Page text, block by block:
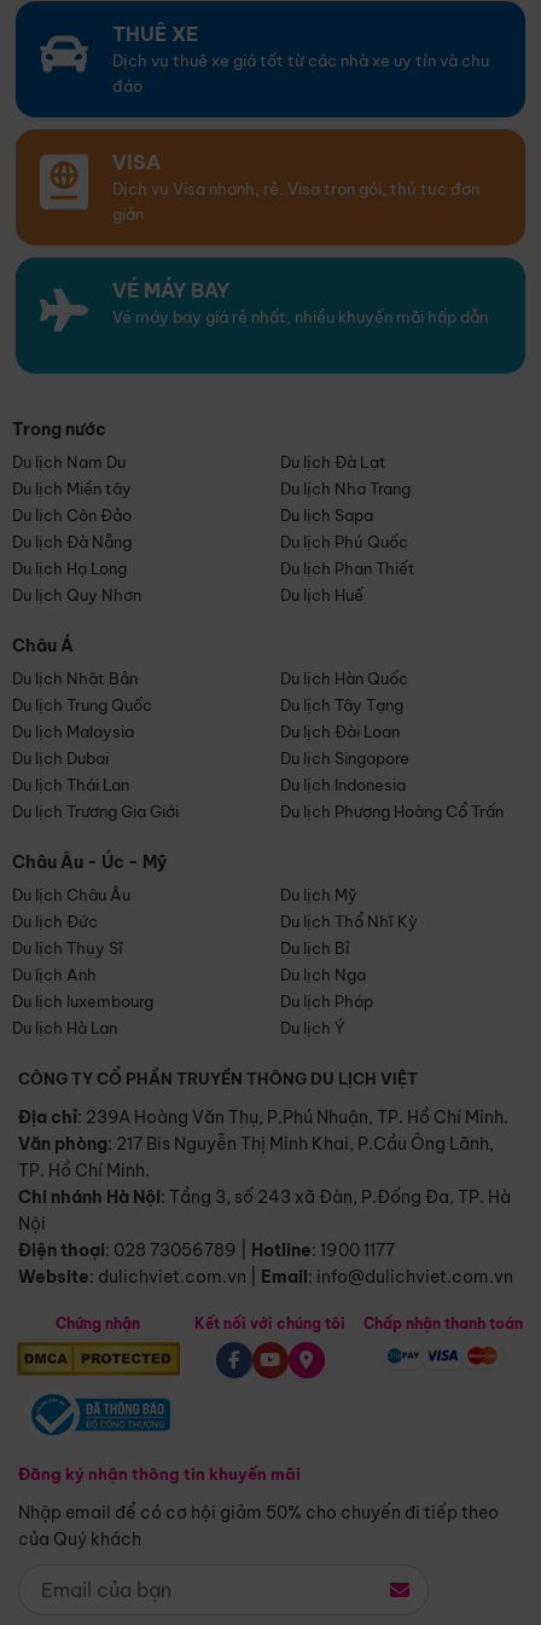
THUÊ XE
Dịch vụ thuê xe giá tốt từ các nhà xe uy tín và chu
đáo
VISA
Dịch vụ Visa nhanh, rẻ. Visa trọn gói, thủ tục đơn
giản
VÉ MÁY BAY
Vé máy bay giá rẻ nhất, nhiều khuyến mãi hấp dẫn
Trong nước
Du lịch Nam Du
Du lịch Đà Lạt
Du lịch Miền tây
Du lịch Nha Trang
Du lịch Côn Đảo
Du lịch Sapa
Du lịch Đà Nẵng
Du lịch Phú Quốc
Du lịch Hạ Long
Du lịch Phan Thiết
Du lịch Quy Nhơn
Du lịch Huế
Châu Á
Du lịch Nhật Bản
Du lịch Hàn Quốc
Du lịch Trung Quốc
Du lịch Tây Tạng
Du lịch Malaysia
Du lịch Đài Loan
Du lịch Dubai
Du lịch Singapore
Du lịch Thái Lan
Du lịch Indonesia
Du lịch Trương Gia Giới
Du lịch Phượng Hoàng Cổ Trấn
Châu Âu - Úc - Mỹ
Du lịch Châu Âu
Du lịch Mỹ
Du lịch Đức
Du lịch Thổ Nhĩ Kỳ
Du lịch Thụy Sĩ
Du lịch Bỉ
Du lịch Anh
Du lịch Nga
Du lịch luxembourg
Du lịch Pháp
Du lịch Hà Lan
Du lịch Ý
CÔNG TY CỔ PHẦN TRUYỀN THÔNG DU LỊCH VIỆT
Địa chỉ: 239A Hoàng Văn Thụ, P.Phú Nhuận, TP. Hồ Chí Minh.
Văn phòng: 217 Bis Nguyễn Thị Minh Khai, P.Cầu Ông Lãnh,
TP. Hồ Chí Minh.
Chi nhánh Hà Nội: Tầng 3, số 243 xã Đàn, P.Đống Đa, TP. Hà
Nội
Điện thoại: 028 73056789 Hotline: 1900 1177
Website: dulichviet.com.vn Email: info@dulichviet.com.vn
Chứng nhận
Đăng ký nhận thông tin khuyến mãi
Nhập email để có cơ hội giảm 50% cho chuyến đi tiếp theo
của Quý khách
Kết nối với chúng tôi Chấp nhận thanh toán